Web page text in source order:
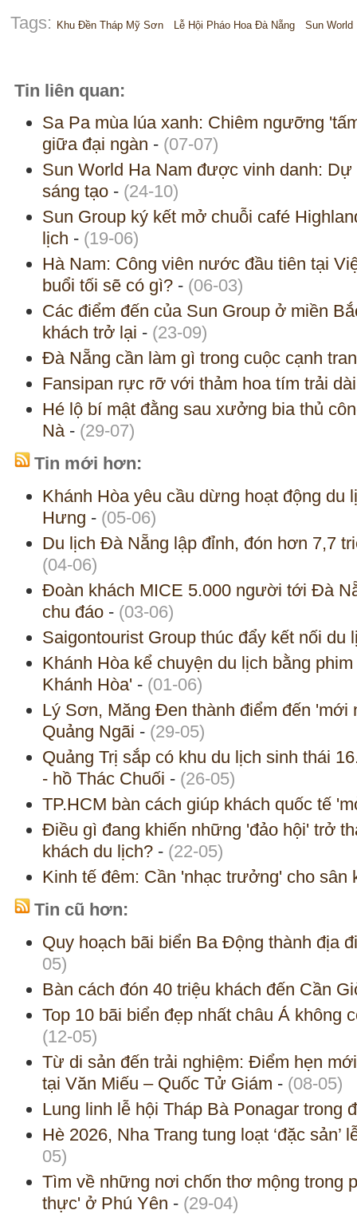
Tags: Khu Đền Tháp Mỹ Sơn Lễ Hội Pháo Hoa Đà Nẵng Sun World
Tin liên quan:
Sa Pa mùa lúa xanh: Chiêm ngưỡng
giữa đại ngàn - (07-07)
Sun World Ha Nam được vinh danh:
sáng tạo - (24-10)
Sun Group ký kết mở chuỗi café
lịch - (19-06)
Hà Nam: Công viên nước đầu tiên tại
buổi tối sẽ có gì? - (06-03)
Các điểm đến của Sun Group ở miền
khách trở lại - (23-09)
Đà Nẵng cần làm gì trong cuộc cạnh
Fansipan rực rỡ với thảm hoa tím trải
Hé lộ bí mật đằng sau xưởng bia thủ
Nà - (29-07)
Tin mới hơn:
Khánh Hòa yêu cầu dừng hoạt động du
Hưng - (05-06)
Du lịch Đà Nẵng lập đỉnh, đón hơn 7,7
(04-06)
Đoàn khách MICE 5.000 người tới Đà
chu đáo - (03-06)
Saigontourist Group thúc đẩy kết nối du
Khánh Hòa kể chuyện du lịch bằng
Khánh Hòa' - (01-06)
Lý Sơn, Măng Đen thành điểm đến 'mới
Quảng Ngãi - (29-05)
Quảng Trị sắp có khu du lịch sinh thái
- hồ Thác Chuối - (26-05)
TP.HCM bàn cách giúp khách quốc tế
Điều gì đang khiến những 'đảo hội' trở
khách du lịch? - (22-05)
Kinh tế đêm: Cần 'nhạc trưởng' cho sân
Tin cũ hơn:
Quy hoạch bãi biển Ba Động thành địa
05)
Bàn cách đón 40 triệu khách đến Cần
Top 10 bãi biển đẹp nhất châu Á không
(12-05)
Từ di sản đến trải nghiệm: Điểm hẹn
tại Văn Miếu – Quốc Tử Giám - (08-05)
Lung linh lễ hội Tháp Bà Ponagar trong
Hè 2026, Nha Trang tung loạt ‘đặc sản’
05)
Tìm về những nơi chốn thơ mộng trong
thực' ở Phú Yên - (29-04)